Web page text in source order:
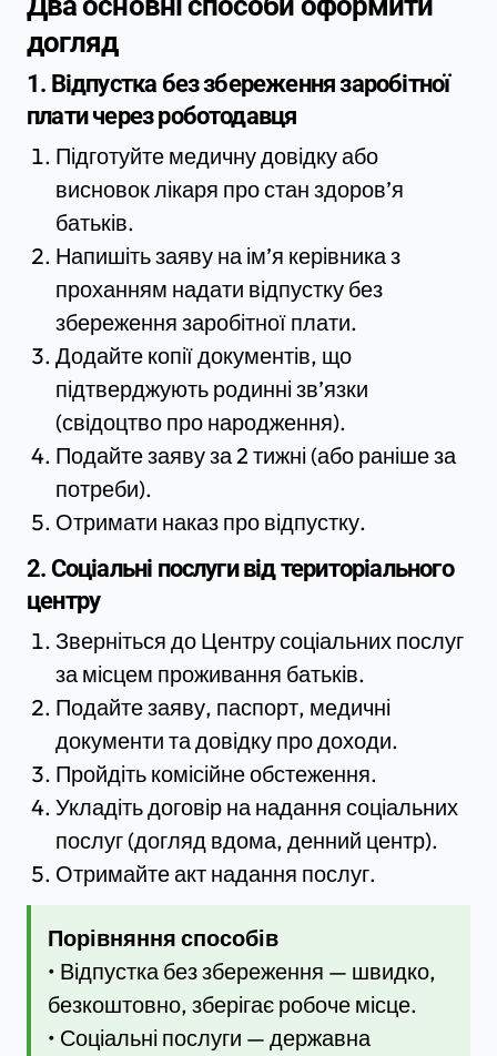
догляд
1. Відпустка без збереження заробітної
плати через роботодавця
Підготуйте медичну довідку або
висновок лікаря про стан здоров’я
батьків.
Напишіть заяву на ім’я керівника з
проханням надати відпустку без
збереження заробітної плати.
Додайте копії документів, що
підтверджують родинні зв’язки
(свідоцтво про народження).
Подайте заяву за 2 тижні (або раніше за
потреби).
Отримати наказ про відпустку.
2. Соціальні послуги від територіального
центру
Зверніться до Центру соціальних послуг
за місцем проживання батьків.
Подайте заяву, паспорт, медичні
документи та довідку про доходи.
Пройдіть комісійне обстеження.
Укладіть договір на надання соціальних
послуг (догляд вдома, денний центр).
Отримайте акт надання послуг.
Порівняння способів
• Відпустка без збереження — швидко,
безкоштовно, зберігає робоче місце.
• Соціальні послуги — державна